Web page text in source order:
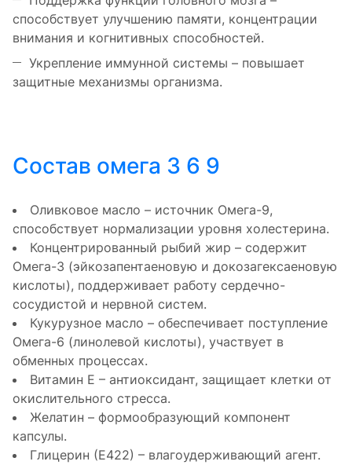
способствует улучшению памяти, концентрации
внимания и когнитивных способностей.
Укрепление иммунной системы – повышает
защитные механизмы организма.
Состав омега 3 6 9
Оливковое масло – источник Омега-9,
способствует нормализации уровня холестерина.
Концентрированный рыбий жир – содержит
Омега-3 (эйкозапентаеновую и докозагексаеновую
кислоты), поддерживает работу сердечно-
сосудистой и нервной систем.
Кукурузное масло – обеспечивает поступление
Омега-6 (линолевой кислоты), участвует в
обменных процессах.
Витамин Е – антиоксидант, защищает клетки от
окислительного стресса.
Желатин – формообразующий компонент
капсулы.
Глицерин (Е422) – влагоудерживающий агент.